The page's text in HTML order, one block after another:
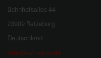
Bahnhofsallee 44
23909 Ratzeburg
Deutschland
info@bat-agrar.de